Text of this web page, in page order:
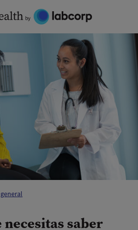
necesitas saber